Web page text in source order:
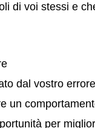
di voi stessi e
dal vostro
un
per